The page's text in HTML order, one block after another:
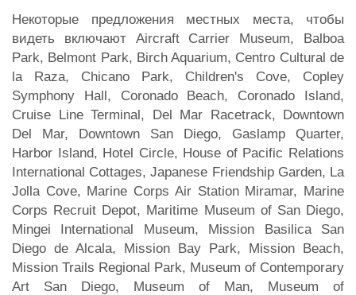
Некоторые предложения местных места, чтобы
видеть включают Aircraft Carrier Museum, Balboa
Park, Belmont Park, Birch Aquarium, Centro Cultural de
la Raza, Chicano Park, Children's Cove, Copley
Symphony Hall, Coronado Beach, Coronado Island,
Cruise Line Terminal, Del Mar Racetrack, Downtown
Del Mar, Downtown San Diego, Gaslamp Quarter,
Harbor Island, Hotel Circle, House of Pacific Relations
International Cottages, Japanese Friendship Garden, La
Jolla Cove, Marine Corps Air Station Miramar, Marine
Corps Recruit Depot, Maritime Museum of San Diego,
Mingei International Museum, Mission Basilica San
Diego de Alcala, Mission Bay Park, Mission Beach,
Mission Trails Regional Park, Museum of Contemporary
Art San Diego, Museum of Man, Museum of